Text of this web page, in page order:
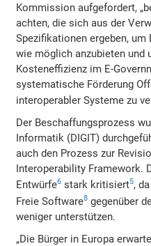
Kommission aufgefordert,
achten, die sich aus der
Spezifikationen ergeben,
wie möglich anzubieten und
Kosteneffizienz im E-
systematische Förderung
interoperabler Systeme zu
Der Beschaffungsprozess
Informatik (DIGIT)
auch den Prozess zur
Interoperability Framework.
Entwürfe6 stark kritisiert5,
Freie Software8 gegenüber
weniger unterstützen.
„Die Bürger in Europa